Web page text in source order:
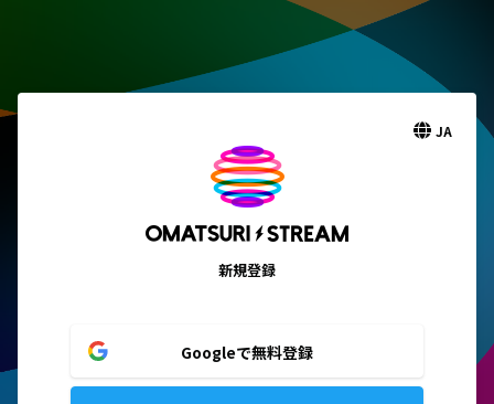
JA
新規登録
Googleで無料登録